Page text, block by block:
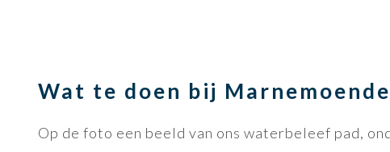
Wat te doen bij Marnemoende
Op de foto een beeld van ons waterbeleef pad,